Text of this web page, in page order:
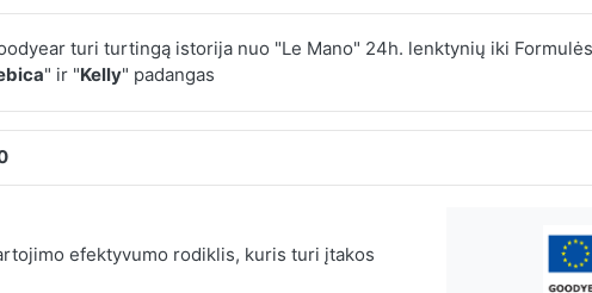
turi turtingą istorija nuo "Le Mano" 24h. lenktynių iki
" ir "Kelly" padangas
efektyvumo rodiklis, kuris turi įtakos